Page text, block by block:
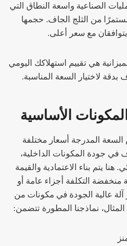
الصناعية واسعة النطاق التي
من الثلج الجاف. حجمها
يتوافقان مع سعر أعلى.
هي تقييم استهلاكك اليومي
بدقة لاختيار السعة المناسبة.
المدرجة أسعار مختلفة
في جودة المكونات الداخلية،
يتم بناء الاعتمادية والقيمة
منخفضة التكلفة أجزاء عامة أو
عالية الجودة في مكونات من
نماذجنا المطورة تتضمن: